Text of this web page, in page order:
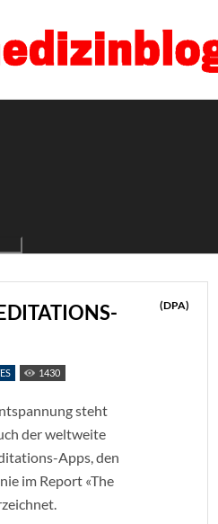
(DPA)
1430
steht
der weltweite
Apps, den
im Report «The